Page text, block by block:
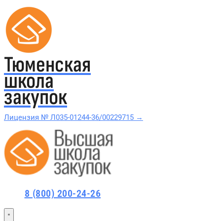
Тюменская
школа
закупок
Лицензия № Л035-01244-36/00229715 →
Проверить в реестре Рособрнадзора →
Курсы по 44-ФЗ
8 (800) 200-24-26